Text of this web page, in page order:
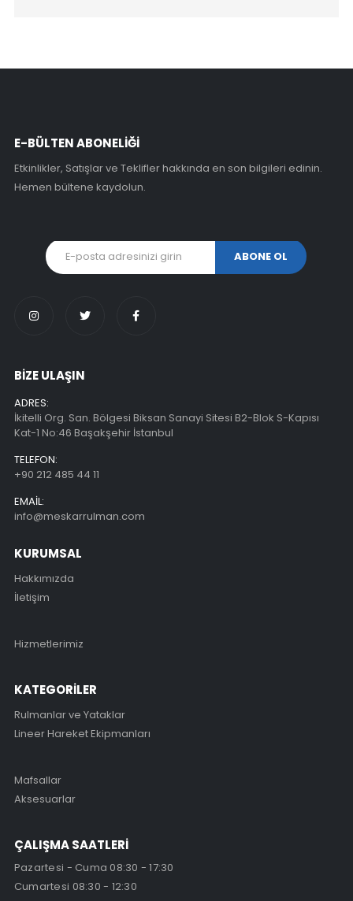
E-BÜLTEN ABONELİĞİ
Etkinlikler, Satışlar ve Teklifler hakkında en son bilgileri edinin.
Hemen bültene kaydolun.
BİZE ULAŞIN
ADRES:
İkitelli Org. San. Bölgesi Biksan Sanayi Sitesi B2-Blok S-Kapısı
Kat-1 No:46 Başakşehir İstanbul
TELEFON:
+90 212 485 44 11
EMAIL:
info@meskarrulman.com
KURUMSAL
Hakkımızda
İletişim
Hizmetlerimiz
KATEGORİLER
Rulmanlar ve Yataklar
Lineer Hareket Ekipmanları
Mafsallar
Aksesuarlar
ÇALIŞMA SAATLERİ
Pazartesi - Cuma 08:30 - 17:30
Cumartesi 08:30 - 12:30